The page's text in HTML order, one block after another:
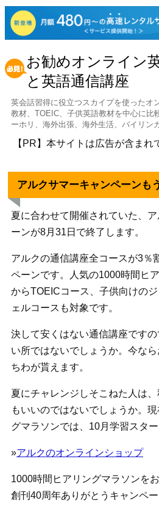
お勧めオンライン
と英語通信講座
英会話習得に役立つスカイプを使ったオ
教材、TOEIC、子供英語教材を中心に比
ーホリ、海外出張、海外生活、バイリン
【PR】本サイトは広告が含まれ
アルクサマーキャンペーンも
夏に合わせて開催されていた、
ーンが8月31日で終了します。
アルクの通信講座全コースが3％
ペーンです。人気の1000時間ヒ
からTOEICコース、子供向けの
ェルコースも対象です。
決して安くはない通信講座です
い所ではないでしょうか。今な
ちわが貰えます。
夏にチャレンジしそこねた人は
もいいのではないでしょうか。
グマラソンでは、10月学習スター
»アルクのオンラインショップ
1000時間ヒアリングマラソンを
創刊40周年ありがとうキャンペー